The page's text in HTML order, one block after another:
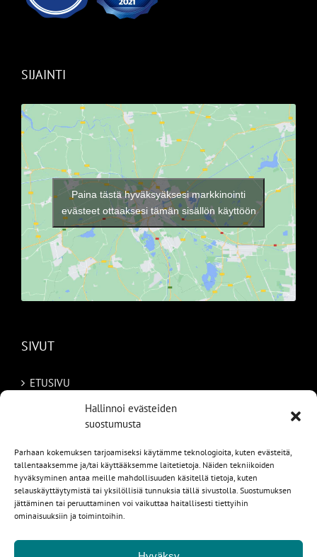
Hallinnoi evästeiden
suostumusta
Parhaan kokemuksen tarjoamiseksi käytämme teknologioita, kuten evästeitä,
tallentaaksemme ja/tai käyttääksemme laitetietoja. Näiden tekniikoiden
hyväksyminen antaa meille mahdollisuuden käsitellä tietoja, kuten
selauskäyttäytymistä tai yksilöllisiä tunnuksia tällä sivustolla. Suostumuksen
jättäminen tai peruuttaminen voi vaikuttaa haitallisesti tiettyihin
ominaisuuksiin ja toimintoihin.
SIJAINTI
Paina tästä hyväksyäksesi markkinointi
evästeet ottaaksesi tämän sisällön käyttöön
SIVUT
ETUSIVU
TILAA AUTO RUOTSISTA
PALVELUT